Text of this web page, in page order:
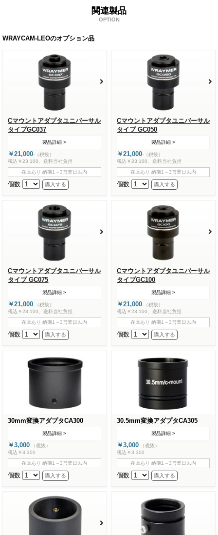
関連製品
OPTION
WRAYCAM-LEOのオプション品
Cマウントアダプタユニバーサル
タイプGC037
製品詳細 >
￥21,000- （税抜）
税込￥23,100、送料当社負担
在庫あり 納期1～3営業日以内
個数
Cマウントアダプタユニバーサル
タイプ GC050
製品詳細 >
￥21,000- （税抜）
税込￥23,100、送料当社負担
在庫あり 納期1～3営業日以内
個数
Cマウントアダプタユニバーサル
タイプ GC075
製品詳細 >
￥21,000- （税抜）
税込￥23,100、送料当社負担
在庫あり 納期1～3営業日以内
個数
Cマウントアダプタユニバーサル
タイプGC100
製品詳細 >
￥21,000- （税抜）
税込￥23,100、送料当社負担
在庫あり 納期1～3営業日以内
個数
30mm変換アダプタCA300
製品詳細 >
￥3,000- （税抜）
税込￥3,300
在庫あり 納期1～3営業日以内
個数
30.5mm変換アダプタCA305
製品詳細 >
￥3,000- （税抜）
税込￥3,300
在庫あり 納期1～3営業日以内
個数